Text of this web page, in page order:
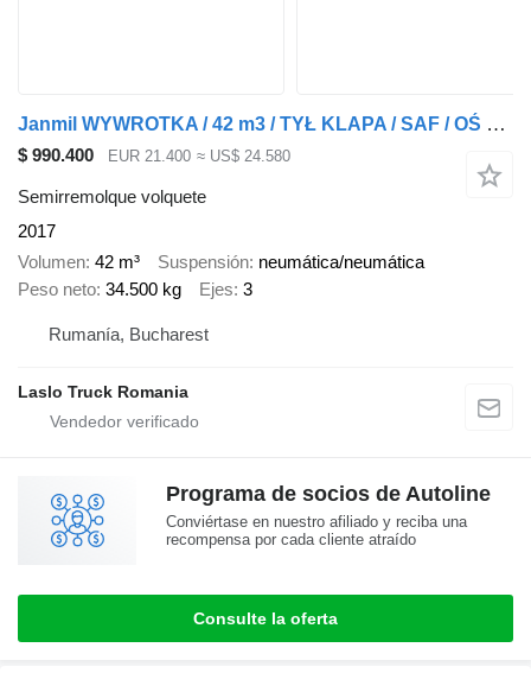
Janmil WYWROTKA / 42 m3 / TYŁ KLAPA / SAF / OŚ PODNOSZONA / ALUFELGI /
$ 990.400 EUR 21.400 ≈ US$ 24.580
Semirremolque volquete
2017
Volumen 42 m³ Suspensión neumática/neumática
Peso neto 34.500 kg Ejes 3
Rumanía, Bucharest
Laslo Truck Romania
Programa de socios de Autoline
Conviértase en nuestro afiliado y reciba una
recompensa por cada cliente atraído
Consulte la oferta